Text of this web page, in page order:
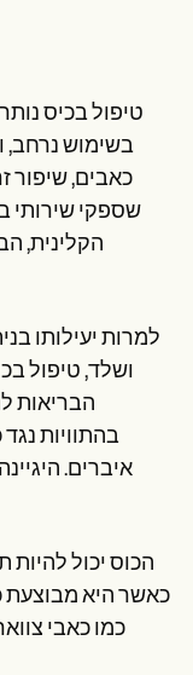
טיפול בכיס
בשימוש נרחב,
כאבים, שיפור
שספקי שירותי
הקלינית,
למרות יעילותו
ושלד, טיפול
הבריאות
בהתוויות
איברים.
הכוס יכול
כאשר היא מבוצעת
כמו כאבי